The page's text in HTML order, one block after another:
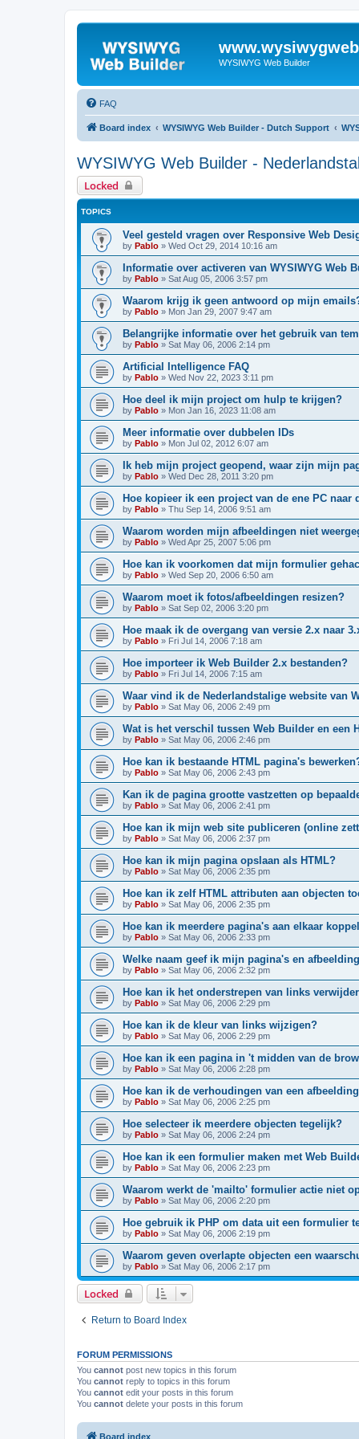
WYSIWYG Web Builder
FAQ
Board index WYSIWYG Web Builder - Dutch Support
WYSIWYG Web Builder -
Locked
TOPICS
Veel gesteld vragen over Responsive Web
by Pablo » Wed Oct 29, 2014 10:16 am
Informatie over activeren van WYSIWYG Web
by Pablo » Sat Aug 05, 2006 3:57 pm
Waarom krijg ik geen antwoord op mijn
by Pablo » Mon Jan 29, 2007 9:47 am
Belangrijke informatie over het gebruik van
by Pablo » Sat May 06, 2006 2:14 pm
Artificial Intelligence FAQ
by Pablo » Wed Nov 22, 2023 3:11 pm
Hoe deel ik mijn project om hulp te krijgen?
by Pablo » Mon Jan 16, 2023 11:08 am
Meer informatie over dubbelen IDs
by Pablo » Mon Jul 02, 2012 6:07 am
Ik heb mijn project geopend, waar zijn mijn
by Pablo » Wed Dec 28, 2011 3:20 pm
Hoe kopieer ik een project van de ene PC naar
by Pablo » Thu Sep 14, 2006 9:51 am
Waarom worden mijn afbeeldingen niet
by Pablo » Wed Apr 25, 2007 5:06 pm
Hoe kan ik voorkomen dat mijn formulier
by Pablo » Wed Sep 20, 2006 6:50 am
Waarom moet ik fotos/afbeeldingen resizen?
by Pablo » Sat Sep 02, 2006 3:20 pm
Hoe maak ik de overgang van versie 2.x naar
by Pablo » Fri Jul 14, 2006 7:18 am
Hoe importeer ik Web Builder 2.x bestanden?
by Pablo » Fri Jul 14, 2006 7:15 am
Waar vind ik de Nederlandstalige website van
by Pablo » Sat May 06, 2006 2:49 pm
Wat is het verschil tussen Web Builder en een
by Pablo » Sat May 06, 2006 2:46 pm
Hoe kan ik bestaande HTML pagina's
by Pablo » Sat May 06, 2006 2:43 pm
Kan ik de pagina grootte vastzetten op
by Pablo » Sat May 06, 2006 2:41 pm
Hoe kan ik mijn web site publiceren (online
by Pablo » Sat May 06, 2006 2:37 pm
Hoe kan ik mijn pagina opslaan als HTML?
by Pablo » Sat May 06, 2006 2:35 pm
Hoe kan ik zelf HTML attributen aan objecten
by Pablo » Sat May 06, 2006 2:35 pm
Hoe kan ik meerdere pagina's aan elkaar
by Pablo » Sat May 06, 2006 2:33 pm
Welke naam geef ik mijn pagina's en
by Pablo » Sat May 06, 2006 2:32 pm
Hoe kan ik het onderstrepen van links
by Pablo » Sat May 06, 2006 2:29 pm
Hoe kan ik de kleur van links wijzigen?
by Pablo » Sat May 06, 2006 2:29 pm
Hoe kan ik een pagina in 't midden van de
by Pablo » Sat May 06, 2006 2:28 pm
Hoe kan ik de verhoudingen van een
by Pablo » Sat May 06, 2006 2:25 pm
Hoe selecteer ik meerdere objecten tegelijk?
by Pablo » Sat May 06, 2006 2:24 pm
Hoe kan ik een formulier maken met Web
by Pablo » Sat May 06, 2006 2:23 pm
Waarom werkt de 'mailto' formulier actie niet
by Pablo » Sat May 06, 2006 2:20 pm
Hoe gebruik ik PHP om data uit een formulier
by Pablo » Sat May 06, 2006 2:19 pm
Waarom geven overlapte objecten een
by Pablo » Sat May 06, 2006 2:17 pm
Locked
Return to Board Index
FORUM PERMISSIONS
You cannot post new topics in this forum
You cannot reply to topics in this forum
You cannot edit your posts in this forum
You cannot delete your posts in this forum
Board index